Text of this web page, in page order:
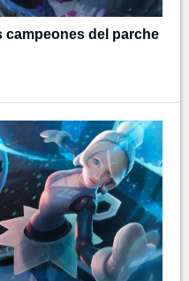
campeones del parche